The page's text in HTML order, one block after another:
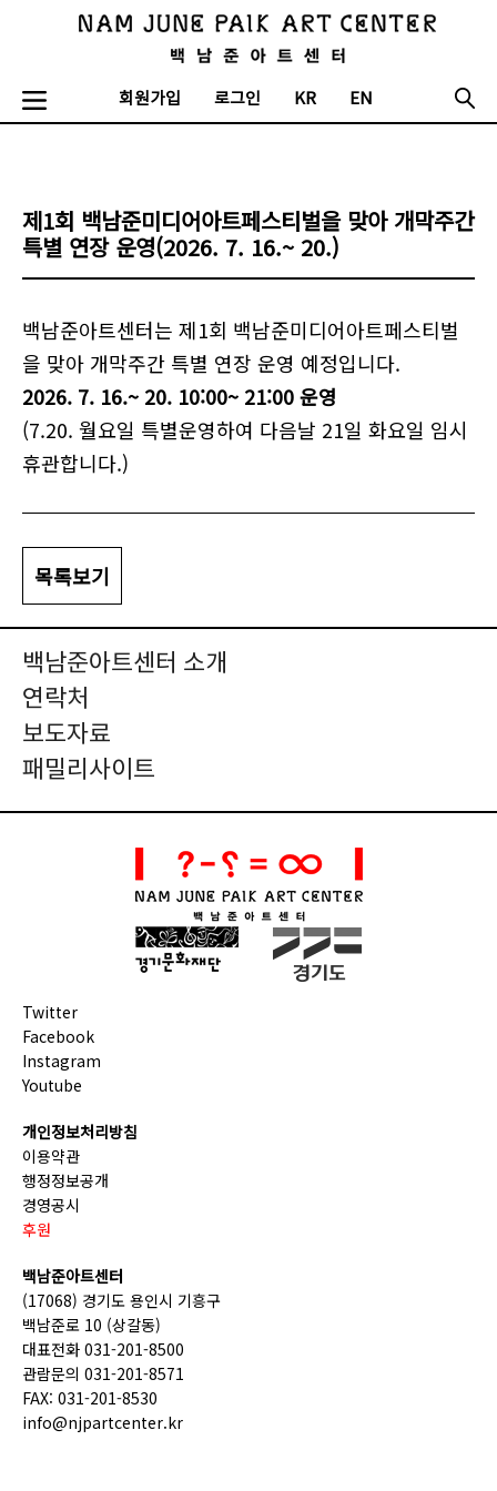
회원가입 로그인 KR EN
제1회 백남준미디어아트페스티벌을 맞아 개막주간
특별 연장 운영(2026. 7. 16.~ 20.)
백남준아트센터는 제1회 백남준미디어아트페스티벌
을 맞아 개막주간 특별 연장 운영 예정입니다.
2026. 7. 16.~ 20. 10:00~ 21:00 운영
(7.20. 월요일 특별운영하여 다음날 21일 화요일 임시
휴관합니다.)
목록보기
백남준아트센터 소개
연락처
보도자료
패밀리사이트
Twitter
Facebook
Instagram
Youtube
개인정보처리방침
이용약관
행정정보공개
경영공시
후원
백남준아트센터
(17068) 경기도 용인시 기흥구
백남준로 10 (상갈동)
대표전화 031-201-8500
관람문의 031-201-8571
FAX: 031-201-8530
info@njpartcenter.kr